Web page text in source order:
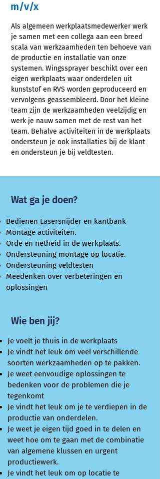
m/v/x
Als algemeen werkplaatsmedewerker werk
je samen met een collega aan een breed
scala van werkzaamheden ten behoeve van
de productie en installatie van onze
systemen. Wingssprayer beschikt over een
eigen werkplaats waar onderdelen uit
kunststof en RVS worden geproduceerd en
vervolgens geassembleerd. Door het kleine
team zijn de werkzaamheden veelzijdig en
werk je nauw samen met de rest van het
team. Behalve activiteiten in de werkplaats
ondersteun je ook installaties bij de klant
en ondersteun je bij veldtesten.
Wat ga je doen?
Bedienen Lasersnijder en kantbank
Montage activiteiten.
Orde en netheid in de werkplaats.
Ondersteuning montage op locatie.
Ondersteuning veldtesten
Meedenken over verbeteringen en
oplossingen
Wie ben jij?
Je voelt je thuis in de werkplaats
Je vindt het leuk om veel verschillende
soorten werkzaamheden op te pakken.
Je weet eenvoudige oplossingen te
bedenken voor de problemen die je
tegenkomt
Je vindt het leuk om je te verdiepen in de
productie van onderdelen.
Je weet je eigen tijd goed in te delen en
weet hoe om te gaan met de combinatie
van algemene klussen en urgent
productiewerk.
Je vindt het leuk om op locatie te